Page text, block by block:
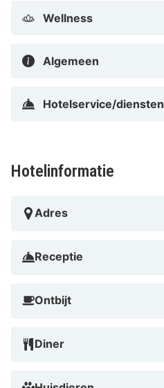
Wellness
Algemeen
Hotelservice/diensten
Hotelinformatie
Adres
Receptie
Ontbijt
Diner